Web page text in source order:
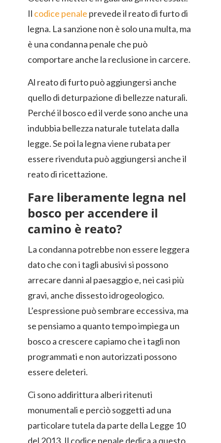
Il codice penale prevede il reato di furto di
legna. La sanzione non è solo una multa, ma
è una condanna penale che può
comportare anche la reclusione in carcere.
Al reato di furto può aggiungersi anche
quello di deturpazione di bellezze naturali.
Perché il bosco ed il verde sono anche una
indubbia bellezza naturale tutelata dalla
legge. Se poi la legna viene rubata per
essere rivenduta può aggiungersi anche il
reato di ricettazione.
Fare liberamente legna nel
bosco per accendere il
camino è reato?
La condanna potrebbe non essere leggera
dato che con i tagli abusivi si possono
arrecare danni al paesaggio e, nei casi più
gravi, anche dissesto idrogeologico.
L’espressione può sembrare eccessiva, ma
se pensiamo a quanto tempo impiega un
bosco a crescere capiamo che i tagli non
programmati e non autorizzati possono
essere deleteri.
Ci sono addirittura alberi ritenuti
monumentali e perciò soggetti ad una
particolare tutela da parte della Legge 10
del 2013. Il codice penale dedica a questo